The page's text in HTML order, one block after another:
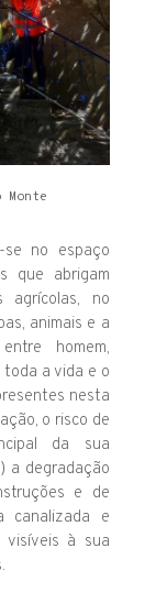
Monte
no espaço
que abrigam
agrícolas, no
animais e a
homem,
toda a vida e o
nesta
o risco de
da sua
a degradação
e de
canalizada e
visíveis à sua